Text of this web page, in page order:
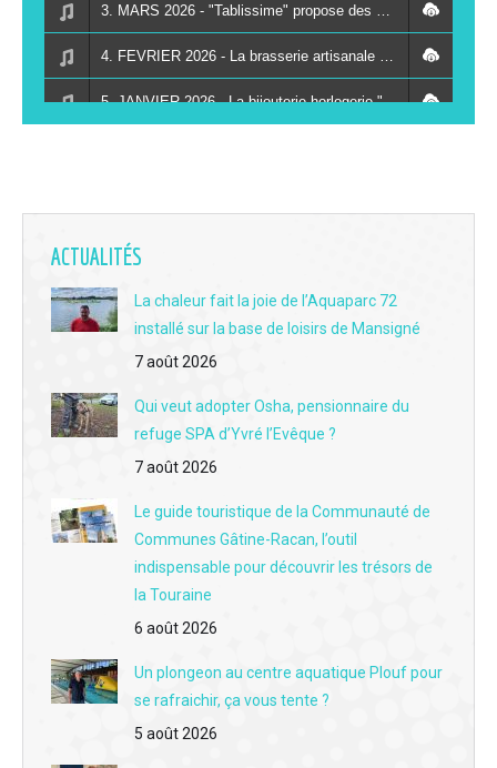
5. JANVIER 2026 - La bijouterie horlogerie "Les gardiens du temps" au Mans
ACTUALITÉS
La chaleur fait la joie de l’Aquaparc 72
installé sur la base de loisirs de Mansigné
7 août 2026
Qui veut adopter Osha, pensionnaire du
refuge SPA d’Yvré l’Evêque ?
7 août 2026
Le guide touristique de la Communauté de
Communes Gâtine-Racan, l’outil
indispensable pour découvrir les trésors de
la Touraine
6 août 2026
Un plongeon au centre aquatique Plouf pour
se rafraichir, ça vous tente ?
5 août 2026